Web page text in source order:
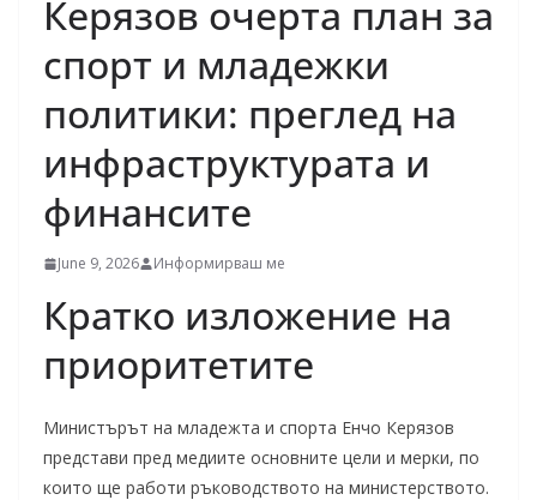
Керязов очерта план за
спорт и младежки
политики: преглед на
инфраструктурата и
финансите
June 9, 2026 Информирваш ме
Кратко изложение на
приоритетите
Министърът на младежта и спорта Енчо Керязов
представи пред медиите основните цели и мерки, по
които ще работи ръководството на министерството.